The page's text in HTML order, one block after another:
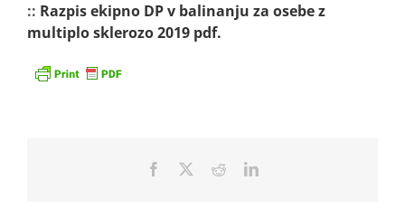
:: Razpis ekipno DP v balinanju za osebe z
multiplo sklerozo 2019 pdf.
Facebook RedditLinkedIn